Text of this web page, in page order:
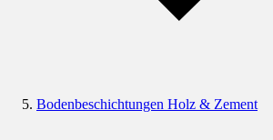
Bodenbeschichtungen Holz & Zement